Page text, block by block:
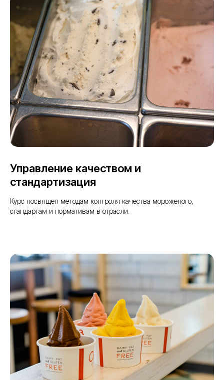
Управление качеством и
стандартизация
Курс посвящен методам контроля качества мороженого,
стандартам и нормативам в отрасли.